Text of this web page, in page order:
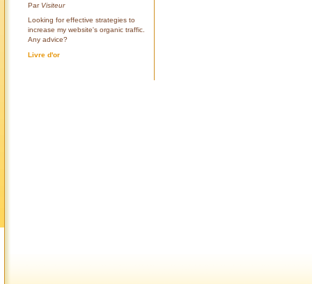
Par Visiteur
Looking for effective strategies to
increase my website's organic traffic.
Any advice?
Livre d'or